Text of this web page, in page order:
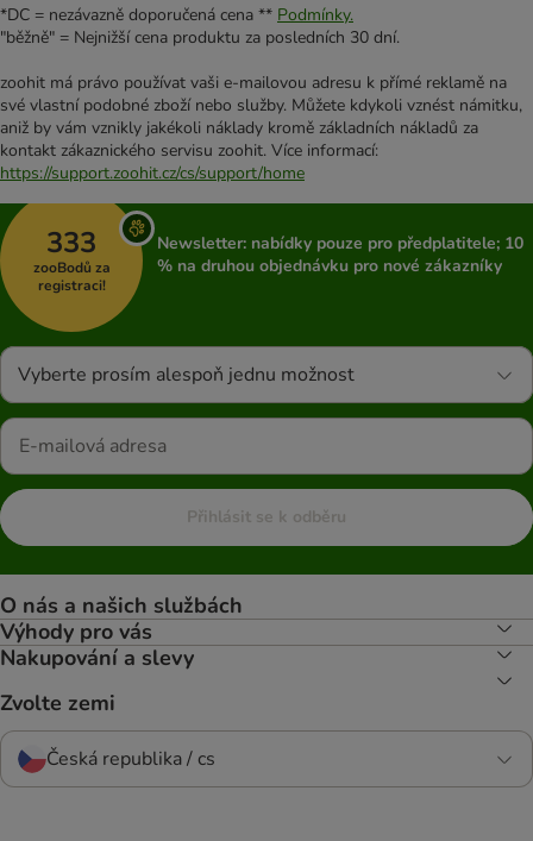
*DC = nezávazně doporučená cena ** Podmínky.
"běžně" = Nejnižší cena produktu za posledních 30 dní.
zoohit má právo používat vaši e-mailovou adresu k přímé reklamě na
své vlastní podobné zboží nebo služby. Můžete kdykoli vznést námitku,
aniž by vám vznikly jakékoli náklady kromě základních nákladů za
kontakt zákaznického servisu zoohit. Více informací:
https://support.zoohit.cz/cs/support/home
333
zooBodů za
registraci!
Newsletter: nabídky pouze pro předplatitele; 10
% na druhou objednávku pro nové zákazníky
Vyberte prosím alespoň jednu možnost
Přihlásit se k odběru
O nás a našich službách
Výhody pro vás
Nakupování a slevy
Zvolte zemi
Česká republika / cs